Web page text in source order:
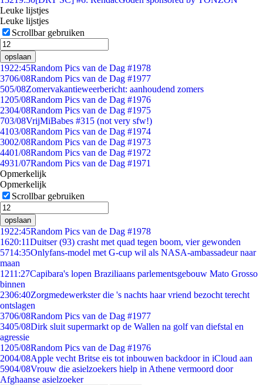
Leuke lijstjes
Leuke lijstjes
Scrollbar gebruiken
opslaan
1922:45Random Pics van de Dag #1978
3706/08Random Pics van de Dag #1977
505/08Zomervakantieweerbericht: aanhoudend zomers
1205/08Random Pics van de Dag #1976
2304/08Random Pics van de Dag #1975
703/08VrijMiBabes #315 (not very sfw!)
4103/08Random Pics van de Dag #1974
3002/08Random Pics van de Dag #1973
4401/08Random Pics van de Dag #1972
4931/07Random Pics van de Dag #1971
Opmerkelijk
Opmerkelijk
Scrollbar gebruiken
opslaan
1922:45Random Pics van de Dag #1978
1620:11Duitser (93) crasht met quad tegen boom, vier gewonden
5714:35Onlyfans-model met G-cup wil als NASA-ambassadeur naar
maan
1211:27Capibara's lopen Braziliaans parlementsgebouw Mato Grosso
binnen
2306:40Zorgmedewerkster die 's nachts haar vriend bezocht terecht
ontslagen
3706/08Random Pics van de Dag #1977
3405/08Dirk sluit supermarkt op de Wallen na golf van diefstal en
agressie
1205/08Random Pics van de Dag #1976
2004/08Apple vecht Britse eis tot inbouwen backdoor in iCloud aan
5904/08Vrouw die asielzoekers hielp in Athene vermoord door
Afghaanse asielzoeker